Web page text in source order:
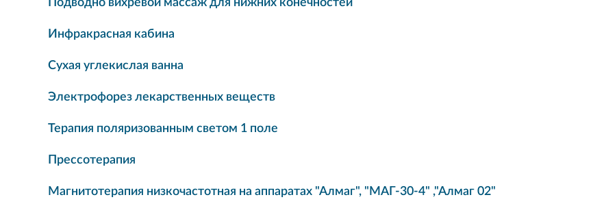
Инфракрасная кабина
Сухая углекислая ванна
Электрофорез лекарственных веществ
Терапия поляризованным светом 1 поле
Прессотерапия
Магнитотерапия низкочастотная на аппаратах "Алмаг", "МАГ-30-4" ,"Алмаг 02"